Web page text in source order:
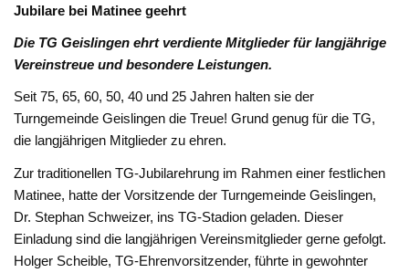
Jubilare bei Matinee geehrt
Die TG Geislingen ehrt verdiente Mitglieder für langjährige
Vereinstreue und besondere Leistungen.
Seit 75, 65, 60, 50, 40 und 25 Jahren halten sie der
Turngemeinde Geislingen die Treue! Grund genug für die TG,
die langjährigen Mitglieder zu ehren.
Zur traditionellen TG-Jubilarehrung im Rahmen einer festlichen
Matinee, hatte der Vorsitzende der Turngemeinde Geislingen,
Dr. Stephan Schweizer, ins TG-Stadion geladen. Dieser
Einladung sind die langjährigen Vereinsmitglieder gerne gefolgt.
Holger Scheible, TG-Ehrenvorsitzender, führte in gewohnter